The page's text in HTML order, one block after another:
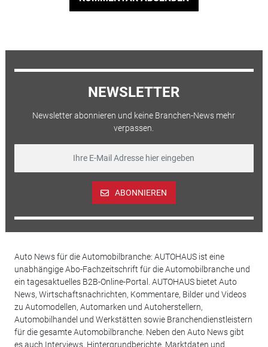
NEWSLETTER
Newsletter abonnieren und keine Branchen-News mehr
verpassen.
ABONNIEREN
Auto News für die Automobilbranche: AUTOHAUS ist eine
unabhängige Abo-Fachzeitschrift für die Automobilbranche und
ein tagesaktuelles B2B-Online-Portal. AUTOHAUS bietet Auto
News, Wirtschaftsnachrichten, Kommentare, Bilder und Videos
zu Automodellen, Automarken und Autoherstellern,
Automobilhandel und Werkstätten sowie Branchendienstleistern
für die gesamte Automobilbranche. Neben den Auto News gibt
es auch Interviews, Hintergrundberichte, Marktdaten und